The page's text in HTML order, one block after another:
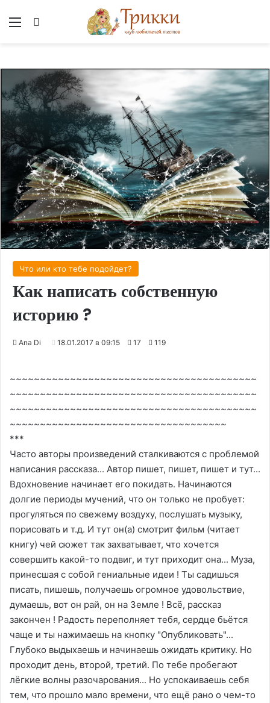
Меню
Что или кто тебе подойдет?
Как написать собственную
историю ?
Ana Di 18.01.2017 в 09:15 17 119
~~~~~~~~~~~~~~~~~~~~~~~~~~~~~~~~~~~~~~~~~
~~~~~~~~~~~~~~~~~~~~~~~~~~~~~~~~~~~~~~~~~
~~~~~~~~~~~~~~~~~~~~~~~~~~~~~~~~~~~~~~~~~
~~~~~~~~~~~~~~~~~~~~~~~~~~~~~~~~~~~~
***
Часто авторы произведений сталкиваются с проблемой
написания рассказа... Автор пишет, пишет, пишет и тут...
Вдохновение начинает его покидать. Начинаются
долгие периоды мучений, что он только не пробует:
прогуляться по свежему воздуху, послушать музыку,
порисовать и т.д. И тут он(а) смотрит фильм (читает
книгу) чей сюжет так захватывает, что хочется
совершить какой-то подвиг, и тут приходит она... Муза,
принесшая с собой гениальные идеи ! Ты садишься
писать, пишешь, получаешь огромное удовольствие,
думаешь, вот он рай, он на Земле ! Всё, рассказ
закончен ! Радость переполняет тебя, сердце бьётся
чаще и ты нажимаешь на кнопку "Опубликовать"...
Глубоко выдыхаешь и начинаешь ожидать критику. Но
проходит день, второй, третий. По тебе пробегают
лёгкие волны разочарования... Но успокаиваешь себя
тем, что прошло мало времени, что ещё рано о чем-то